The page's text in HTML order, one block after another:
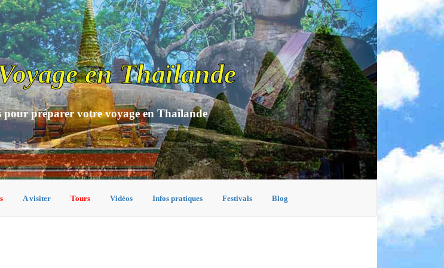
en Thaïlande
pour préparer votre voyage en Thaïlande
A visiter Tours Vidéos Infos pratiques Festivals Blog